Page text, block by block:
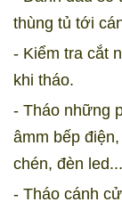
thùng tủ tới
- Kiểm tra cắt
khi tháo.
- Tháo những
âmm bếp
chén, đèn led...
- Tháo cánh